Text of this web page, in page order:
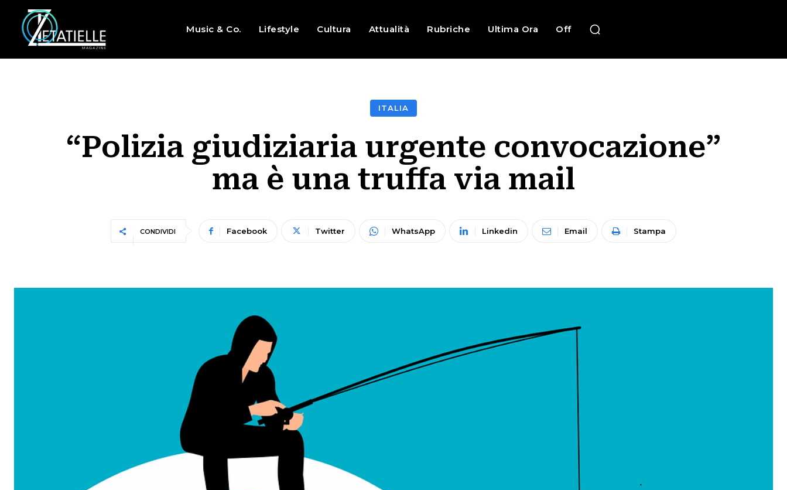
Music & Co. Lifestyle Cultura Attualità Rubriche Ultima Ora Off
ITALIA
“Polizia giudiziaria urgente convocazione”
ma è una truffa via mail
CONDIVIDI Facebook Twitter WhatsApp Linkedin Email Stampa